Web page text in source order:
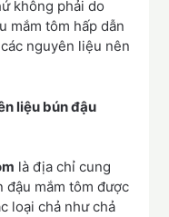
không phải do
mắm tôm hấp dẫn
nguyên liệu nên
liệu bún đậu
là địa chỉ cung
đậu mắm tôm được
loại chả như chả